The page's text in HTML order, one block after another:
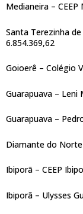
Medianeira – CEEP
Santa Terezinha
6.854.369,62
Goioerê – Colégio
Guarapuava – Leni
Guarapuava –
Diamante do
Ibiporã – CEEP
Ibiporã – Ulysses